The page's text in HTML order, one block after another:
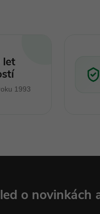
let
1993
o novinkách